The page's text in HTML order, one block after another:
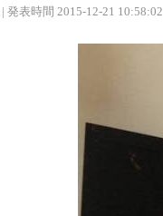
| 発表時間 2015-12-21 10:58:02